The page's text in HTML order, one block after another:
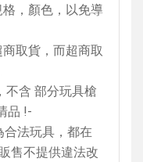
，顏色，以免導
取貨，而超商取
不含 部分玩具槍
品 !-
合法玩具，都在
售不提供違法改